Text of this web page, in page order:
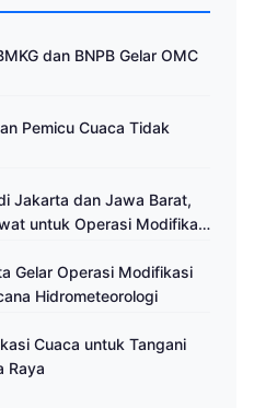
dan BNPB Gelar OMC
Pemicu Cuaca Tidak
Jakarta dan Jawa Barat,
untuk Operasi Modifikasi
Gelar Operasi Modifikasi
Hidrometeorologi
Cuaca untuk Tangani
Raya